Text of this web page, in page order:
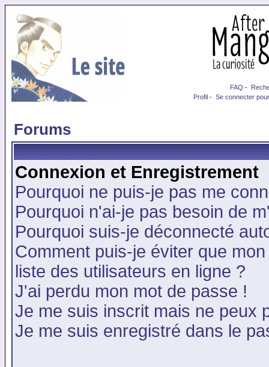
FAQ -
Profil - Se connecter
Forums
Connexion et Enregistrement
Pourquoi ne puis-je pas me
Pourquoi n'ai-je pas besoin de
Pourquoi suis-je déconnecté
Comment puis-je éviter que
liste des utilisateurs en ligne ?
J'ai perdu mon mot de passe !
Je me suis inscrit mais ne peux
Je me suis enregistré dans le